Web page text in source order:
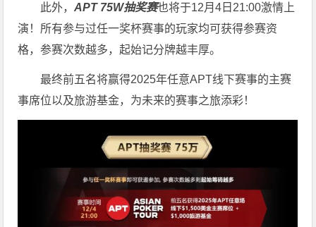
此外，APT 75W抽奖赛也将于12月4日21:00激情上
演！所有参与过任一奖杯赛事的玩家均可获得参赛资
格，参赛次数越多，起始记分牌越丰厚。
最终前五名将赢得2025年任意APT线下赛事的主赛
事席位以及旅游基金，为未来的赛事之旅添彩！